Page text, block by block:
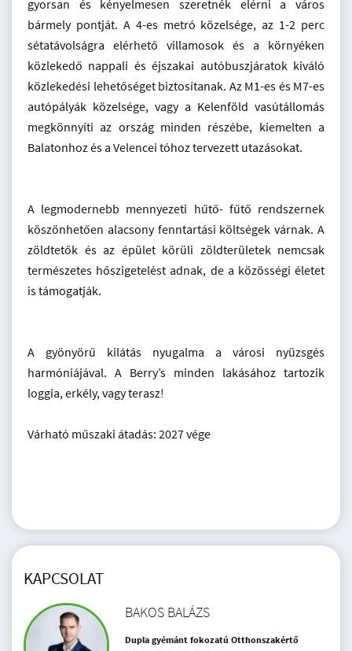
gyorsan és kényelmesen szeretnék elérni a város
bármely pontját. A 4-es metró közelsége, az 1-2 perc
sétatávolságra elérhető villamosok és a környéken
közlekedő nappali és éjszakai autóbuszjáratok kiváló
közlekedési lehetőséget biztosítanak. Az M1-es és M7-es
autópályák közelsége, vagy a Kelenföld vasútállomás
megkönnyíti az ország minden részébe, kiemelten a
Balatonhoz és a Velencei tóhoz tervezett utazásokat.
A legmodernebb mennyezeti hűtő- fűtő rendszernek
köszönhetően alacsony fenntartási költségek várnak. A
zöldtetők és az épület körüli zöldterületek nemcsak
természetes hőszigetelést adnak, de a közösségi életet
is támogatják.
A gyönyörű kilátás nyugalma a városi nyüzsgés
harmóniájával. A Berry’s minden lakásához tartozik
loggia, erkély, vagy terasz!
Várható műszaki átadás: 2027 vége
KAPCSOLAT
BAKOS BALÁZS
Dupla gyémánt fokozatú Otthonszakértő